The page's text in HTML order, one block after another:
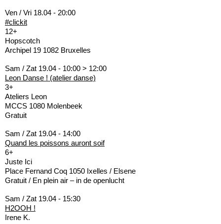
Ven / Vri 18.04 - 20:00
#clickit
12+
Hopscotch
Archipel 19 1082 Bruxelles
Sam / Zat 19.04 - 10:00 > 12:00
Leon Danse ! (atelier danse)
3+
Ateliers Leon
MCCS 1080 Molenbeek
Gratuit
Sam / Zat 19.04 - 14:00
Quand les poissons auront soif
6+
Juste Ici
Place Fernand Coq 1050 Ixelles / Elsene
Gratuit / En plein air – in de openlucht
Sam / Zat 19.04 - 15:30
H2OOH !
Irene K.